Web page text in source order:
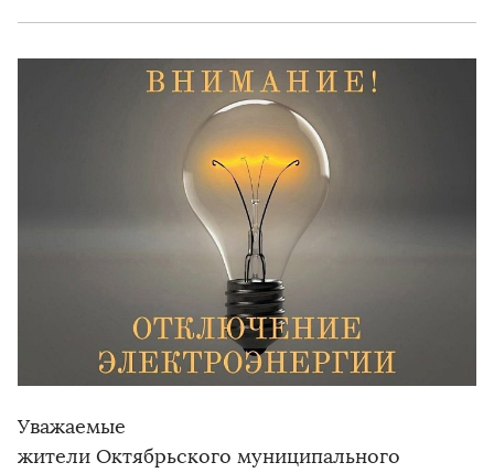
Уважаемые
жители Октябрьского муниципального